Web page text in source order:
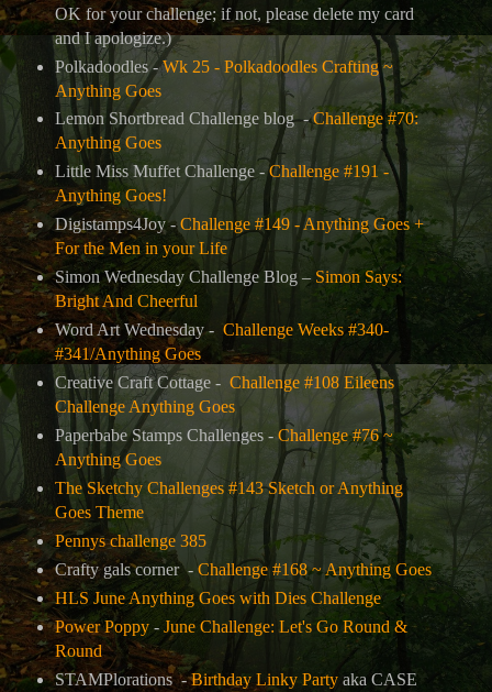
OK for your challenge; if not, please delete my card
and I apologize.)
Polkadoodles -Wk 25 - Polkadoodles Crafting ~
Anything Goes
Lemon Shortbread Challenge blog -Challenge #70:
Anything Goes
Little Miss Muffet Challenge -Challenge #191 -
Anything Goes!
Digistamps4Joy -Challenge #149 - Anything Goes +
For the Men in your Life
Simon Wednesday Challenge Blog – Simon Says:
Bright And Cheerful
Word Art Wednesday - Challenge Weeks #340-
#341/Anything Goes
Creative Craft Cottage - Challenge #108 Eileens
Challenge Anything Goes
Paperbabe Stamps Challenges - Challenge #76 ~
Anything Goes
The Sketchy Challenges #143 Sketch or Anything
Goes Theme
Pennys challenge 385
Crafty gals corner- Challenge #168 ~ Anything Goes
HLS June Anything Goes with Dies Challenge
Power Poppy- June Challenge: Let's Go Round &
Round
STAMPlorations -Birthday Linky Partyaka CASE